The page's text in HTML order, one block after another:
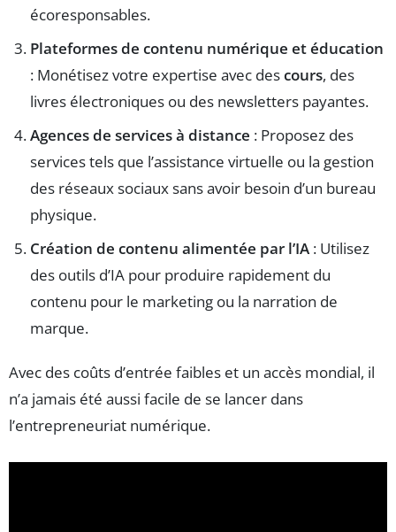
écoresponsables.
Plateformes de contenu numérique et éducation
: Monétisez votre expertise avec descours, des
livres électroniques ou des newsletters payantes.
Agences de services à distance : Proposez des
services tels que l’assistance virtuelle ou la gestion
des réseaux sociaux sans avoir besoin d’un bureau
physique.
Création de contenu alimentée par l’IA : Utilisez
des outils d’IA pour produire rapidement du
contenu pour le marketing ou la narration de
marque.
Avec des coûts d’entrée faibles et un accès mondial, il
n’a jamais été aussi facile de se lancer dans
l’entrepreneuriat numérique.